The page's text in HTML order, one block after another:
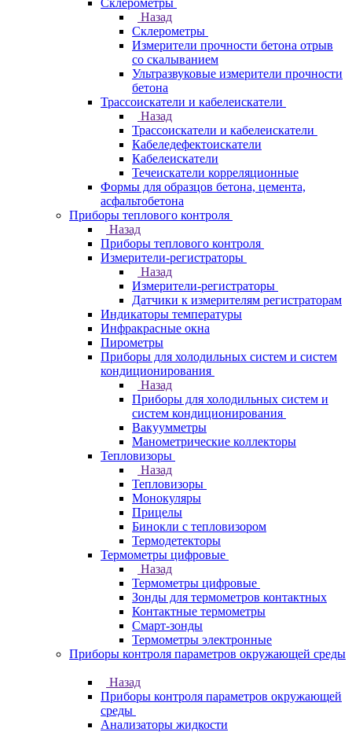
Склерометры
Назад
Склерометры
Измерители прочности бетона отрыв
со скалыванием
Ультразвуковые измерители прочности
бетона
Трассоискатели и кабелеискатели
Назад
Трассоискатели и кабелеискатели
Кабеледефектоискатели
Кабелеискатели
Течеискатели корреляционные
Формы для образцов бетона, цемента,
асфальтобетона
Приборы теплового контроля
Назад
Приборы теплового контроля
Измерители-регистраторы
Назад
Измерители-регистраторы
Датчики к измерителям регистраторам
Индикаторы температуры
Инфракрасные окна
Пирометры
Приборы для холодильных систем и систем
кондиционирования
Назад
Приборы для холодильных систем и
систем кондиционирования
Вакуумметры
Манометрические коллекторы
Тепловизоры
Назад
Тепловизоры
Монокуляры
Прицелы
Бинокли с тепловизором
Термодетекторы
Термометры цифровые
Назад
Термометры цифровые
Зонды для термометров контактных
Контактные термометры
Смарт-зонды
Термометры электронные
Приборы контроля параметров окружающей среды
Назад
Приборы контроля параметров окружающей
среды
Анализаторы жидкости